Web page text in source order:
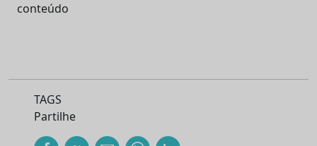
conteúdo
TAGS
Partilhe